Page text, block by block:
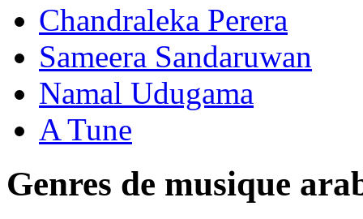
Chandraleka Perera
Sameera Sandaruwan
Namal Udugama
A Tune
Genres de musique